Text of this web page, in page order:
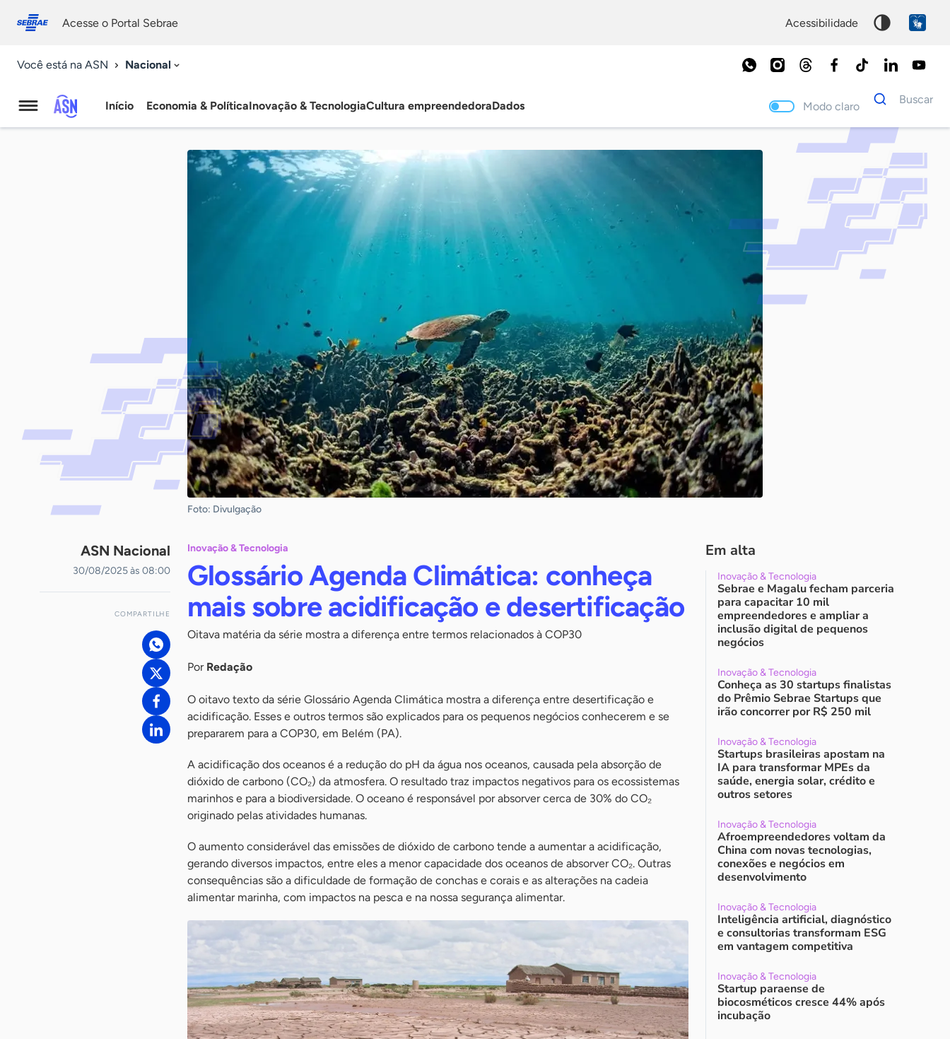
conosco
Acesse o Portal Sebrae acessibilidade
Você está na ASN Nacional
Agência
Início Economia & PolíticaInovação & TecnologiaCultura empreendedoraDados Modo claro
Dados
para
Buscar
Palavra
chave
Foto: Divulgação
ASN Nacional
30/08/2025 às 08:00
COMPARTILHE
Inovação & Tecnologia
Glossário Agenda Climática: conheça
mais sobre acidificação e desertificação
Oitava matéria da série mostra a diferença entre termos relacionados à COP30
Por Redação
O oitavo texto da série Glossário Agenda Climática mostra a diferença entre desertificação e
acidificação. Esses e outros termos são explicados para os pequenos negócios conhecerem e se
prepararem para a COP30, em Belém (PA).
A acidificação dos oceanos é a redução do pH da água nos oceanos, causada pela absorção de
dióxido de carbono (CO₂) da atmosfera. O resultado traz impactos negativos para os ecossistemas
marinhos e para a biodiversidade. O oceano é responsável por absorver cerca de 30% do CO₂
originado pelas atividades humanas.
O aumento considerável das emissões de dióxido de carbono tende a aumentar a acidificação,
gerando diversos impactos, entre eles a menor capacidade dos oceanos de absorver CO₂. Outras
consequências são a dificuldade de formação de conchas e corais e as alterações na cadeia
alimentar marinha, com impactos na pesca e na nossa segurança alimentar.
Em alta
Inovação & Tecnologia
Sebrae e Magalu fecham parceria
para capacitar 10 mil
empreendedores e ampliar a
inclusão digital de pequenos
negócios
Inovação & Tecnologia
Conheça as 30 startups finalistas
do Prêmio Sebrae Startups que
irão concorrer por R$ 250 mil
Inovação & Tecnologia
Startups brasileiras apostam na
IA para transformar MPEs da
saúde, energia solar, crédito e
outros setores
Inovação & Tecnologia
Afroempreendedores voltam da
China com novas tecnologias,
conexões e negócios em
desenvolvimento
Inovação & Tecnologia
Inteligência artificial, diagnóstico
e consultorias transformam ESG
em vantagem competitiva
Inovação & Tecnologia
Startup paraense de
biocosméticos cresce 44% após
incubação